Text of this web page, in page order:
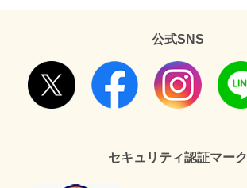
公式SNS
セキュリティ認証マーク